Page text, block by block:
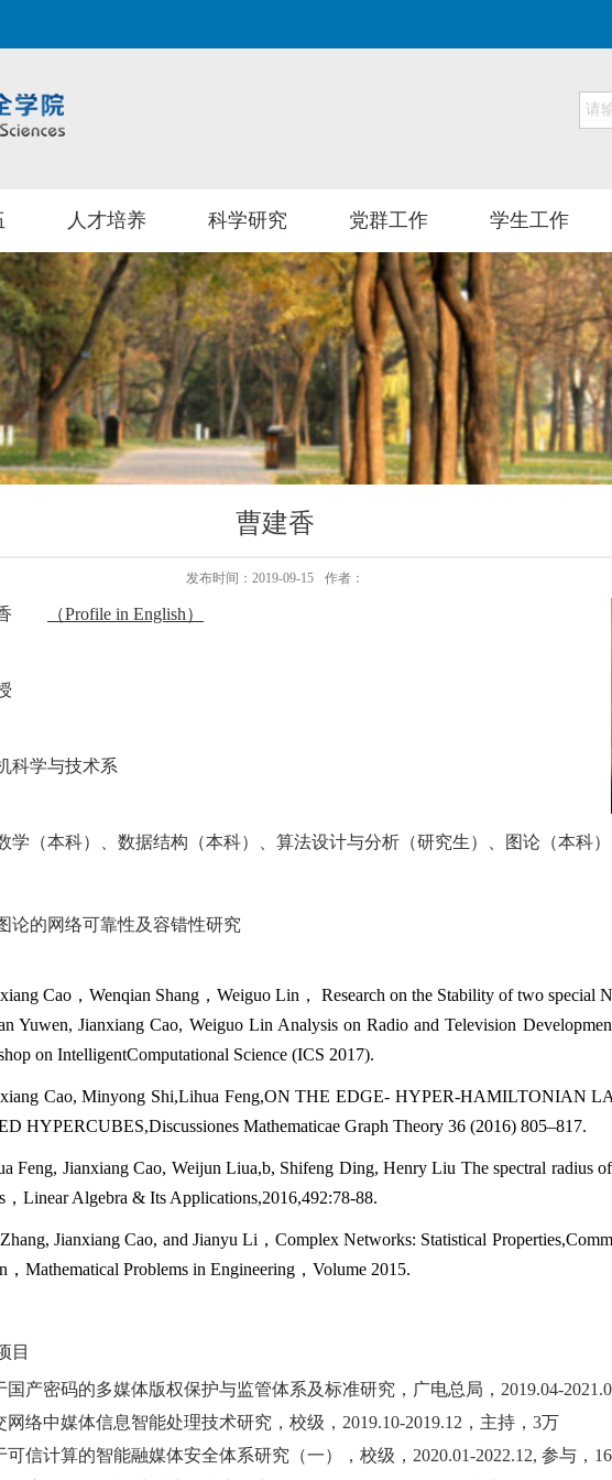
人才培养 科学研究 党群工作 学生工作
曹建香
发布时间：2019-09-15 作者：
香 （Profile in English）
科学与技术系
学（本科）、 数据结构（本科）、 算法设计与分析（研究生）、 图论（本科）
论的网络可靠性及容错性研究
Cao ， Wenqian Shang ， Weiguo Lin ， Research on the Stability of two special
Yuwen, Jianxiang Cao, Weiguo Lin Analysis on Radio andTelevision
on IntelligentComputational Science (ICS 2017).
Cao, Minyong Shi,Lihua Feng,ON THE EDGE- HYPER-HAMILTONIAN
HYPERCUBES,Discussiones Mathematicae Graph Theory 36 (2016) 805–817.
Feng, Jianxiang Cao, Weijun Liua,b, Shifeng Ding, Henry Liu The spectral radius
，Linear Algebra & Its Applications,2016,492:78-88.
Jianxiang Cao, and Jianyu Li ，Complex Networks: Statistical Properties,
， Mathematical Problems in Engineering ， Volume 2015.
目
国产密码的多媒体版权保护与监管体系及标准研究 ， 广电总局， 2019.04-
网络中媒体信息智能处理技术研究 ， 校级， 2019.10-2019.12，主持，3万
可信计算的智能融媒体安全体系研究（一） ， 校级， 2020.01-2022.12, 参与，